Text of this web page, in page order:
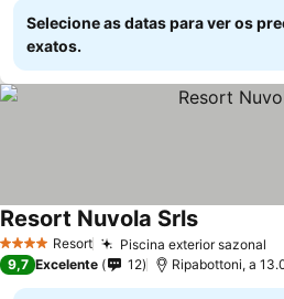
Selecione as datas para ver os
exatos.
4 EstrelasResort Piscina exterior sazonal
Resort Nuvola Srls
9,7 Excelente 12 Ripabottoni, a